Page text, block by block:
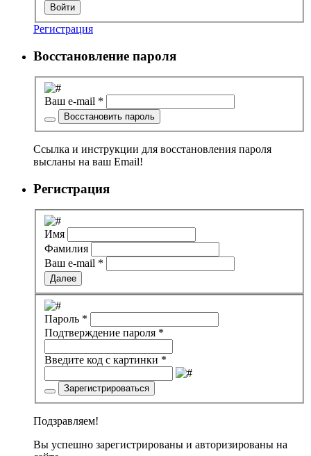
Войти
Регистрация
Восстановление пароля
Ваш e-mail *
Восстановить пароль
Ссылка и инструкции для восстановления пароля
высланы на ваш Email!
Регистрация
Имя
Фамилия
Ваш e-mail *
Далее
Пароль *
Подтверждение пароля *
Введите код с картинки *
Зарегистрироваться
Подзравляем!
Вы успешно зарегистрированы и авторизированы на